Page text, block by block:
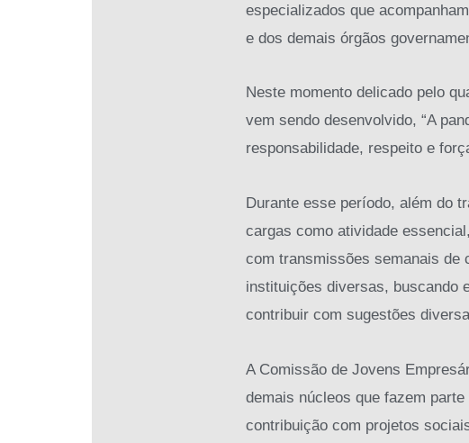
especializados que
e dos demais órgãos
Neste momento delicado pelo
vem sendo desenvolvido, “A
responsabilidade, respeito e
Durante esse período, além do
cargas como atividade
com transmissões semanais de
instituições diversas, buscando
contribuir com sugestões
A Comissão de Jovens
demais núcleos que fazem
contribuição com projetos